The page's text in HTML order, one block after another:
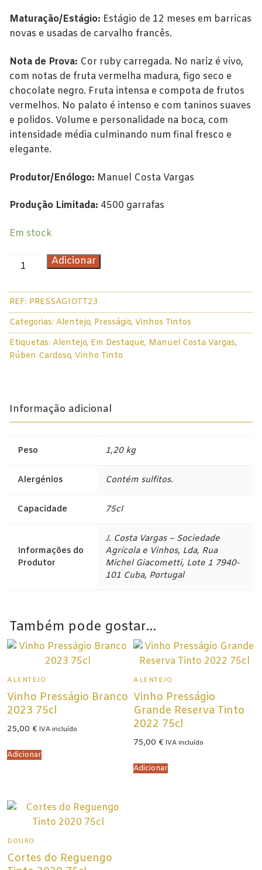
Alentejo
Dão
Douro
Lisboa
Tejo
Colheita Tardia
Vinhos do Porto
Ruby
Vintage
Branco
Espumantes
Champagne
Licorosos
Vale Presente
Em Destaque
Maturação/Estágio: Estágio de 12 meses em barricas
novas e usadas de carvalho francês.
Nota de Prova: Cor ruby carregada. No nariz é vivo,
com notas de fruta vermelha madura, figo seco e
chocolate negro. Fruta intensa e compota de frutos
vermelhos. No palato é intenso e com taninos suaves
e polidos. Volume e personalidade na boca, com
intensidade média culminando num final fresco e
elegante.
Produtor/Enólogo: Manuel Costa Vargas
Produção Limitada: 4500 garrafas
Em stock
Quantidade
Vinho
Presságio
Tinto
2023
75cl
Adicionar
REF: PRESSAGIOTT23
Categorias: Alentejo, Presságio, Vinhos Tintos
Etiquetas: Alentejo, Em Destaque, Manuel Costa Vargas,
Rúben Cardoso, Vinho Tinto
Informação adicional
Peso 1,20 kg
Alergénios Contém sulfitos.
Capacidade 75cl
Informações do
Produtor
J. Costa Vargas – Sociedade
Agrícola e Vinhos, Lda, Rua
Michel Giacometti, Lote 1 7940-
101 Cuba, Portugal
Também pode gostar…
ALENTEJO
Vinho Presságio Branco
2023 75cl
25,00 € IVA incluído
Adicionar
ALENTEJO
Vinho Presságio
Grande Reserva Tinto
2022 75cl
75,00 € IVA incluído
Adicionar
DOURO
Cortes do Reguengo